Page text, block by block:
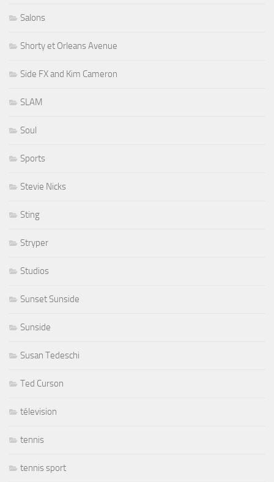
Salons
Shorty et Orleans Avenue
Side FX and Kim Cameron
SLAM
Soul
Sports
Stevie Nicks
Sting
Stryper
Studios
Sunset Sunside
Sunside
Susan Tedeschi
Ted Curson
télevision
tennis
tennis sport